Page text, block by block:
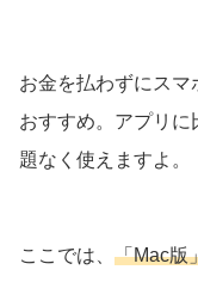
お金を払わずにス
おすすめ。アプリに
題なく使えますよ。
ここでは、 「Mac版